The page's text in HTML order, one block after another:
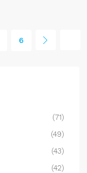
6
(71)
(49)
(43)
(42)